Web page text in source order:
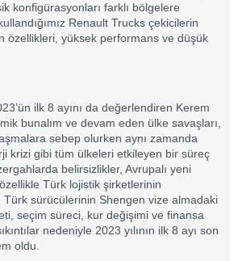
konfigürasyonları farklı bölgelere
Renault Trucks çekicilerin
özellikleri, yüksek performans ve düşük
ilk 8 ayını da değerlendiren Kerem
bunalım ve devam eden ülke savaşları,
sebep olurken aynı zamanda
krizi gibi tüm ülkeleri etkileyen bir süreç
belirsizlikler, Avrupalı yeni
Türk lojistik şirketlerinin
Türk sürücülerinin Shengen vize almadaki
seçim süreci, kur değişimi ve finansa
nedeniyle 2023 yılının ilk 8 ayı son
oldu.